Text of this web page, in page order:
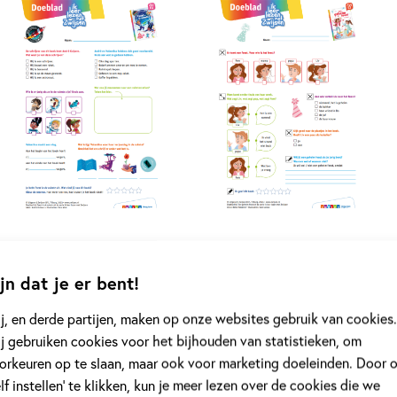
dat je er bent!
en derde partijen, maken op onze websites gebruik van cookies.
gebruiken cookies voor het bijhouden van statistieken, om
op te slaan, maar ook voor marketing doeleinden. Door
instellen’ te klikken, kun je meer lezen over de cookies die we
Ik leer lezen met Zwijsen
Ik leer lezen met Zwijsen" is dé succesvolle serie voor
drie nieuwe titels op AVI E3 van bekende auteurs en
zal de personages al snel (her)kennen... en in het hart